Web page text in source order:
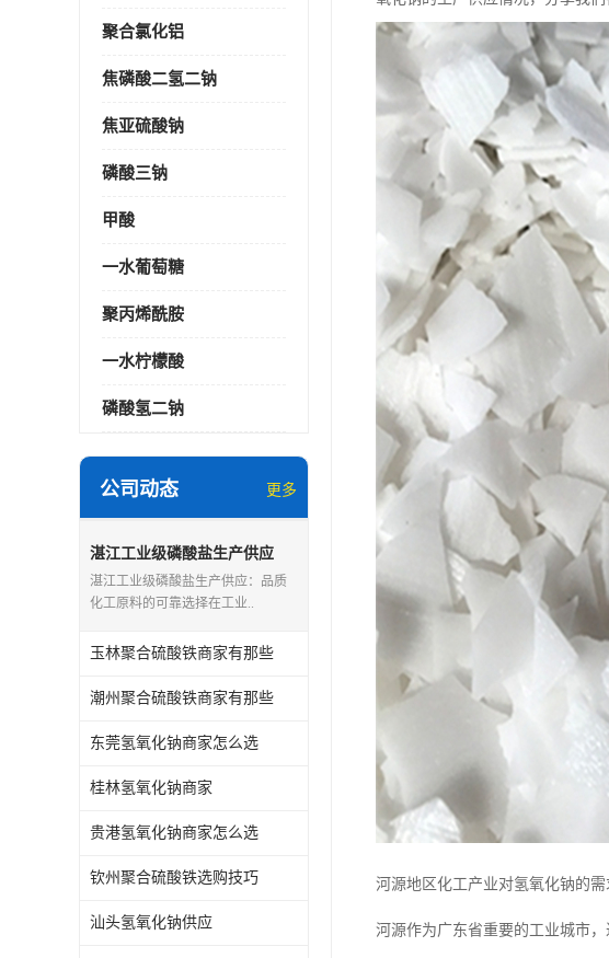
聚合氯化铝
焦磷酸二氢二钠
焦亚硫酸钠
磷酸三钠
甲酸
一水葡萄糖
聚丙烯酰胺
一水柠檬酸
磷酸氢二钠
公司动态 更多
湛江工业级磷酸盐生产供应
湛江工业级磷酸盐生产供应：品质
化工原料的可靠选择在工业..
玉林聚合硫酸铁商家有那些
潮州聚合硫酸铁商家有那些
东莞氢氧化钠商家怎么选
桂林氢氧化钠商家
贵港氢氧化钠商家怎么选
钦州聚合硫酸铁选购技巧
汕头氢氧化钠供应
河源地区化工产业对氢氧化钠的需
河源作为广东省重要的工业城市